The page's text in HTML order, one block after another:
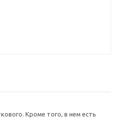
Кроме того, в нем есть